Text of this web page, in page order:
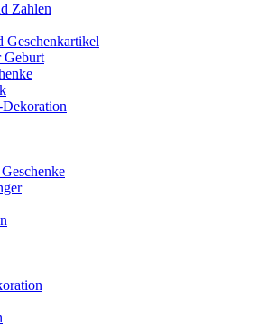
Zahlen
Geschenkartikel
Geburt